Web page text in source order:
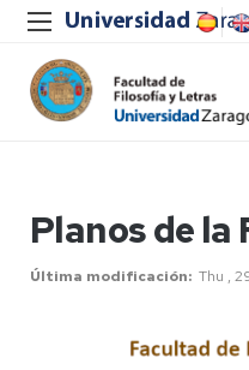
Planos de la
Última modificación Thu ,